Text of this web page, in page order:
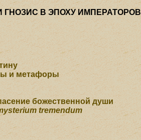
В ЭПОХУ ИМПЕРАТОРОВ
и метафоры
божественной души
tremendum